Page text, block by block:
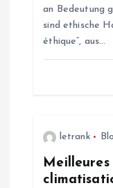
an Bedeutung
sind ethische
éthique”, aus…
letrank